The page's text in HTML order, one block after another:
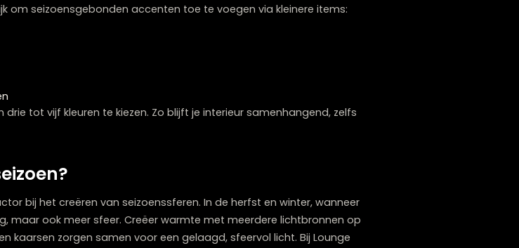
verkoelend en opwekkend. Pastelkleuren zoals zachtroze, mintgroen en
naar binnen. Voor de zomer zijn helderdere tinten zoals koraal, turquoise en
Integendeel, houd je basis neutraal met wittinten, beige, grijs of
om seizoensgebonden accenten toe te voegen via kleinere items:
van drie tot vijf kleuren te kiezen. Zo blijft je interieur samenhangend, zelfs